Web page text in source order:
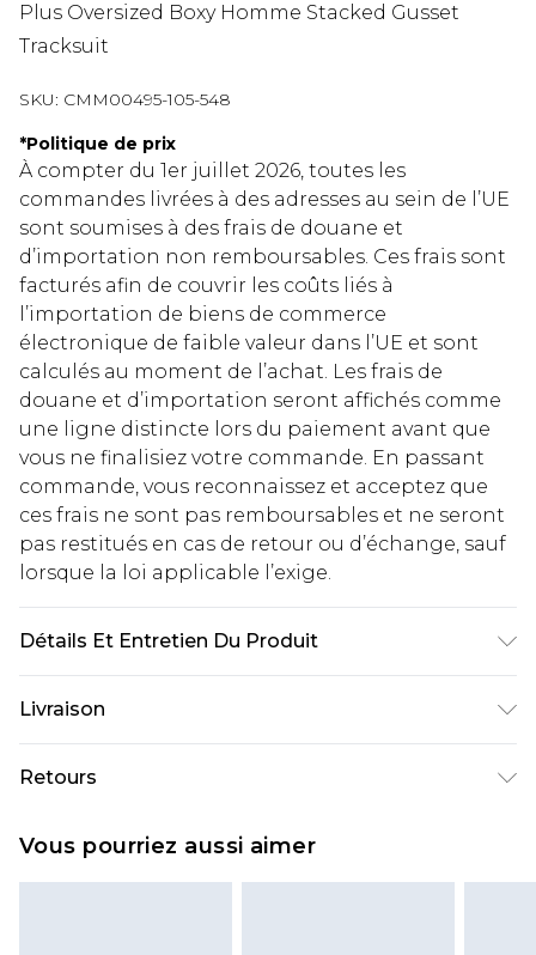
Plus Oversized Boxy Homme Stacked Gusset
Tracksuit
SKU: CMM00495-105-548
*Politique de prix
À compter du 1er juillet 2026, toutes les
commandes livrées à des adresses au sein de l’UE
sont soumises à des frais de douane et
d’importation non remboursables. Ces frais sont
facturés afin de couvrir les coûts liés à
l’importation de biens de commerce
électronique de faible valeur dans l’UE et sont
calculés au moment de l’achat. Les frais de
douane et d’importation seront affichés comme
une ligne distincte lors du paiement avant que
vous ne finalisiez votre commande. En passant
commande, vous reconnaissez et acceptez que
ces frais ne sont pas remboursables et ne seront
pas restitués en cas de retour ou d’échange, sauf
lorsque la loi applicable l’exige.
Détails Et Entretien Du Produit
Livraison
Livraison standard France
€2.99
Livraison express France
Retours
à compter de la réception pour nous retourner
Vous pourriez aussi aimer